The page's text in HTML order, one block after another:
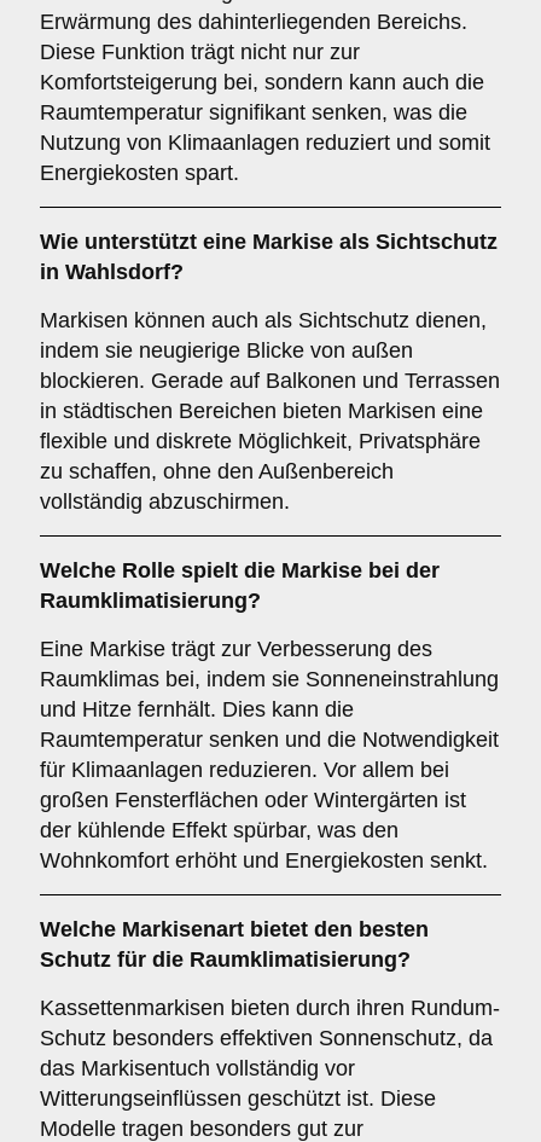
Erwärmung des dahinterliegenden Bereichs.
Diese Funktion trägt nicht nur zur
Komfortsteigerung bei, sondern kann auch die
Raumtemperatur signifikant senken, was die
Nutzung von Klimaanlagen reduziert und somit
Energiekosten spart.
Wie unterstützt eine Markise als Sichtschutz
in Wahlsdorf?
Markisen können auch als Sichtschutz dienen,
indem sie neugierige Blicke von außen
blockieren. Gerade auf Balkonen und Terrassen
in städtischen Bereichen bieten Markisen eine
flexible und diskrete Möglichkeit, Privatsphäre
zu schaffen, ohne den Außenbereich
vollständig abzuschirmen.
Welche Rolle spielt die Markise bei der
Raumklimatisierung?
Eine Markise trägt zur Verbesserung des
Raumklimas bei, indem sie Sonneneinstrahlung
und Hitze fernhält. Dies kann die
Raumtemperatur senken und die Notwendigkeit
für Klimaanlagen reduzieren. Vor allem bei
großen Fensterflächen oder Wintergärten ist
der kühlende Effekt spürbar, was den
Wohnkomfort erhöht und Energiekosten senkt.
Welche Markisenart bietet den besten
Schutz für die Raumklimatisierung?
Kassettenmarkisen bieten durch ihren Rundum-
Schutz besonders effektiven Sonnenschutz, da
das Markisentuch vollständig vor
Witterungseinflüssen geschützt ist. Diese
Modelle tragen besonders gut zur